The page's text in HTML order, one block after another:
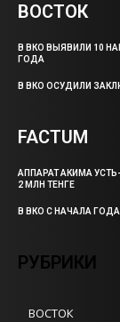
ВОСТОК
В ВКО ВЫЯВИЛИ 10
ГОДА
В ВКО ОСУДИЛИ
FACTUM
АППАРАТ АКИМА
2 МЛН ТЕНГЕ
В ВКО С НАЧАЛА
РУБРИКИ
ВОСТОК